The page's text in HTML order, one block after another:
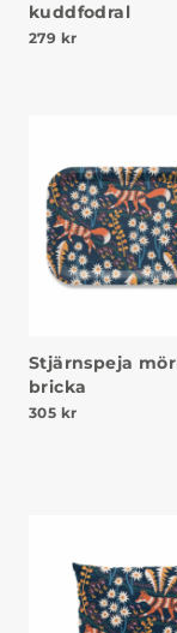
kuddfodral
279 kr
Stjärnspeja
bricka
305 kr